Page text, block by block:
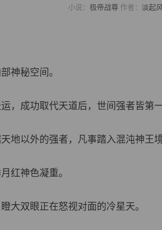
小说： 极帝战尊作者： 淡起
秘空间。
成功取代天道后，世间强者皆第
以外的强者，凡事踏入混沌神王
神色凝重。
双眼正在怒视对面的冷星天。